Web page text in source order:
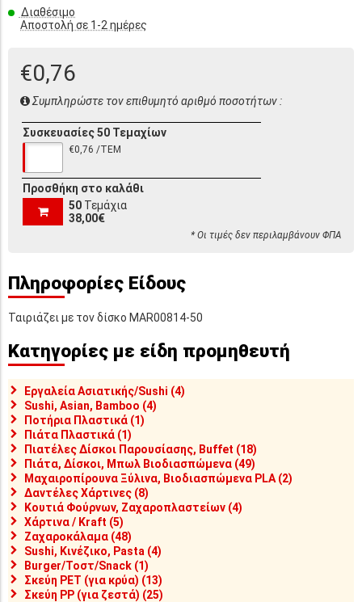
Διαθέσιμο
Αποστολή σε 1-2 ημέρες
€0,76
Συμπληρώστε τον επιθυμητό αριθμό ποσοτήτων :
Συσκευασίες 50 Τεμαχίων
€0,76 /ΤΕΜ
Προσθήκη στο καλάθι
50 Τεμάχια
38,00€
* Οι τιμές δεν περιλαμβάνουν ΦΠΑ
Πληροφορίες Είδους
Ταιριάζει με τον δίσκο MAR00814-50
Κατηγορίες με είδη προμηθευτή
Εργαλεία Ασιατικής/Sushi (4)
Sushi, Asian, Bamboo (4)
Ποτήρια Πλαστικά (1)
Πιάτα Πλαστικά (1)
Πιατέλες Δίσκοι Παρουσίασης, Buffet (18)
Πιάτα, Δίσκοι, Μπωλ Βιοδιασπώμενα (49)
Μαχαιροπίρουνα Ξύλινα, Βιοδιασπώμενα PLA (2)
Δαντέλες Χάρτινες (8)
Κουτιά Φούρνων, Ζαχαροπλαστείων (4)
Χάρτινα / Kraft (5)
Ζαχαροκάλαμα (48)
Sushi, Κινέζικο, Pasta (4)
Burger/Τοστ/Snack (1)
Σκεύη PET (για κρύα) (13)
Σκεύη PP (για ζεστά) (25)